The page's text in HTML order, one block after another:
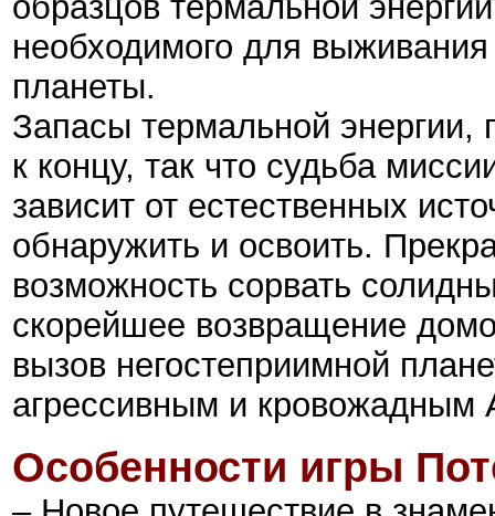
необходимого для
планеты.
Запасы термальной
к концу, так что судьба
зависит от естественных
обнаружить и освоить.
возможность сорвать
скорейшее возвращение
вызов негостеприимной
агрессивным и кровожадным
Особенности игры